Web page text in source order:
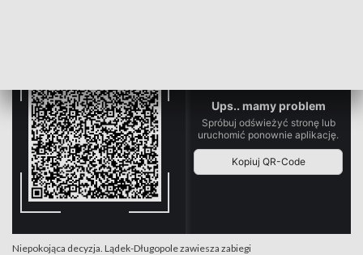
Niepokojąca decyzja. Lądek-Długopole zawiesza zabiegi